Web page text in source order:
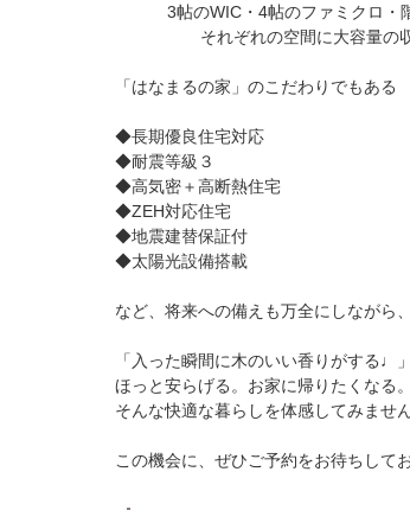
3帖のWIC・4帖のファミクロ・
それぞれの空間に大容量の
「はなまるの家」のこだわりでもある
◆長期優良住宅対応
◆耐震等級３
◆高気密＋高断熱住宅
◆ZEH対応住宅
◆地震建替保証付
◆太陽光設備搭載
など、将来への備えも万全にしながら
「入った瞬間に木のいい香りがする♩
ほっと安らげる。お家に帰りたくなる
そんな快適な暮らしを体感してみませ
この機会に、ぜひご予約をお待ちして